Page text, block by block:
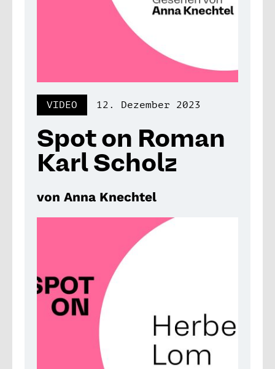
VIDEO 12. Dezember 2023
Spot on Roman
Karl Scholz
von Anna Knechtel